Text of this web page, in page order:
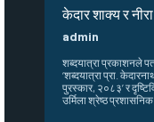
केदार शाक्य र
admin
शब्दयात्रा प्रकाशनले
‘शब्दयात्रा प्रा.
पुरस्कार, २०८३’ र
उर्मिला श्रेष्ठ प्रशासनिक...